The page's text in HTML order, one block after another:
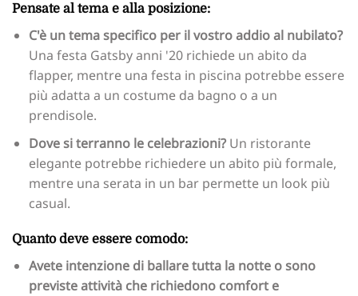
Pensate al tema e alla posizione:
C'è un tema specifico per il vostro addio al nubilato?
Una festa Gatsby anni '20 richiede un abito da
flapper, mentre una festa in piscina potrebbe essere
più adatta a un costume da bagno o a un
prendisole.
Dove si terranno le celebrazioni?Un ristorante
elegante potrebbe richiedere un abito più formale,
mentre una serata in un bar permette un look più
casual.
Quanto deve essere comodo:
Avete intenzione di ballare tutta la notte o sono
previste attività che richiedono comfort e